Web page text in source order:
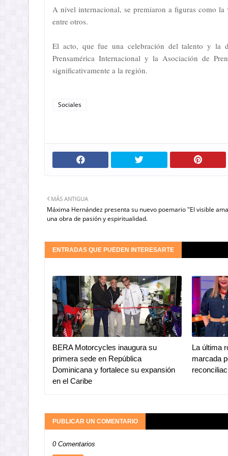
A nivel internacional, se premiaron a figuras como la
entre otros.
El acto, que fue una celebración del talento y la
Prensamérica Internacional y la Asociación de
significativamente a la región.
Sociales
MÁS ANTIGUA
Máxima Hernández presenta su nuevo poemario "El visible
una obra de pasión y espiritualidad.
ENTRADAS QUE PUEDEN INTERESARTE
BERA Motorcycles inaugura su
primera sede en República
Dominicana y fortalece su expansión
en el Caribe
La última
marcada
PUBLICAR UN COMENTARIO
0 Comentarios